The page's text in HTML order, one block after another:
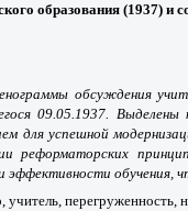
образования (1937) и
обсуждения
09.05.1937. Выделены
для успешной
реформаторских
эффективности обучения,
перегруженность,